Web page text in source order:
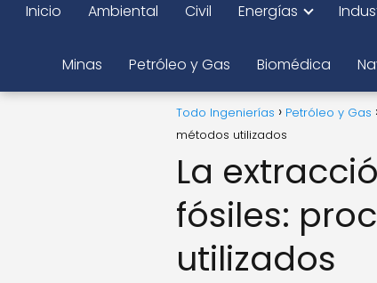
Inicio Ambiental Civil Energías
Minas Petróleo y Gas Biomédica
Todo Ingenierías Petróleo y Gas
métodos utilizados
La
fósiles:
utilizados